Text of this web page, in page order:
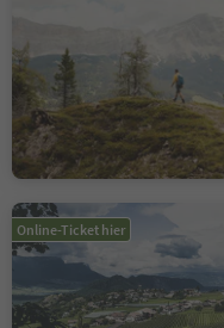
Online-Ticket hier